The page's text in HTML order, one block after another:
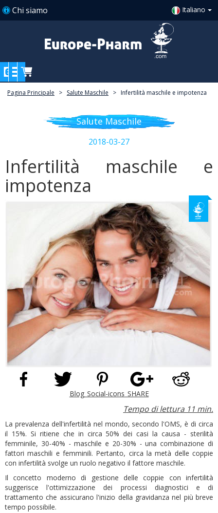
Chi siamo Italiano
Pagina Principale > Salute Maschile > Infertilità maschile e impotenza
Salute Maschile
2018-03-27
Infertilità maschile e
impotenza
Blog_Social-icons_SHARE
Tempo di lettura 11 min.
La prevalenza dell'infertilità nel mondo, secondo l'OMS, è di circa
il 15%. Si ritiene che in circa 50% dei casi la causa - sterilità
femminile, 30-40% - maschile e 20-30% - una combinazione di
fattori maschili e femminili. Pertanto, circa la metà delle coppie
con infertilità svolge un ruolo negativo il fattore maschile.
Il concetto moderno di gestione delle coppie con infertilità
suggerisce l'ottimizzazione dei processi diagnostici e di
trattamento che assicurano l'inizio della gravidanza nel più breve
tempo possibile.